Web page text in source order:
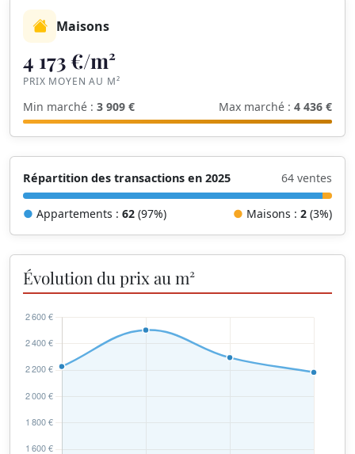
Maisons
4 173 €/m²
PRIX MOYEN AU M²
Min marché : 3 909 € Max marché : 4 436 €
Répartition des transactions en 2025 64 ventes
● Appartements : 62 (97%) ● Maisons : 2 (3%)
Évolution du prix au m²